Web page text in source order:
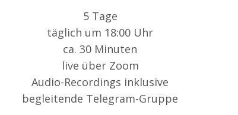
5 Tage
täglich um 18:00 Uhr
ca. 30 Minuten
live über Zoom
Audio-Recordings inklusive
begleitende Telegram-Gruppe